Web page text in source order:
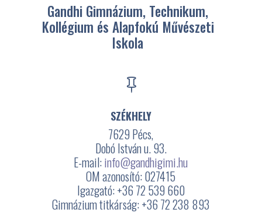
Gandhi Gimnázium, Technikum,
Kollégium és Alapfokú Művészeti
Iskola

SZÉKHELY
7629 Pécs,
Dobó István u. 93.
E-mail:info@gandhigimi.hu
OM azonosító: 027415
Igazgató: +36 72 539 660
Gimnázium titkárság: +36 72 238 893